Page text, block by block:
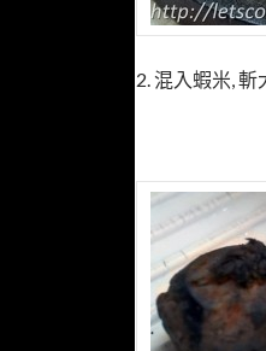
2. 混入蝦米,